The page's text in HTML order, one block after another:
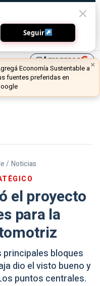
library_addAgreganos
/ Noticias
el proyecto
para la
principales bloques
dio el visto bueno y
puntos centrales.
Seguir